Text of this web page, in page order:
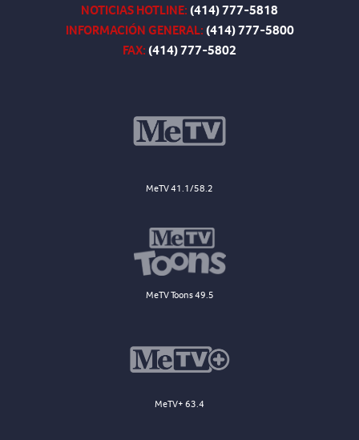
NOTICIAS HOTLINE:(414) 777-5818
INFORMACIÓN GENERAL:(414) 777-5800
FAX:(414) 777-5802
MeTV 41.1/58.2
MeTV Toons 49.5
MeTV+ 63.4